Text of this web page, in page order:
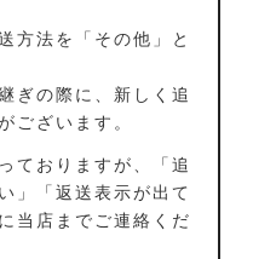
方法を「その他」と
ぎの際に、新しく追
ございます。
ておりますが、「追
」「返送表示が出て
当店までご連絡くだ